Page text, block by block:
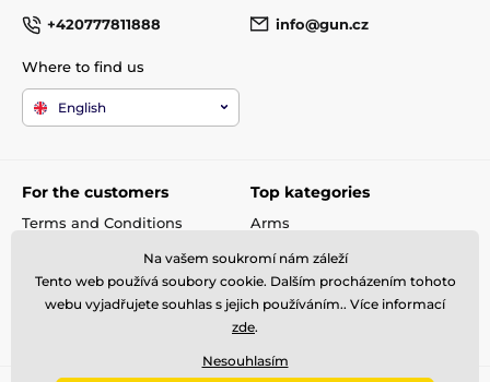
+420777811888
info@gun.cz
Where to find us
English
For the customers
Terms and Conditions
Complaint
Contacts
Top kategories
Arms
Ammunitions
Accessories
Metal Detectors
Na vašem soukromí nám záleží
Tento web používá soubory cookie. Dalším procházením tohoto
webu vyjadřujete souhlas s jejich používáním.. Více informací
zde.
Nesouhlasím